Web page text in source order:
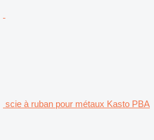
scie à ruban pour métaux Kasto PBA